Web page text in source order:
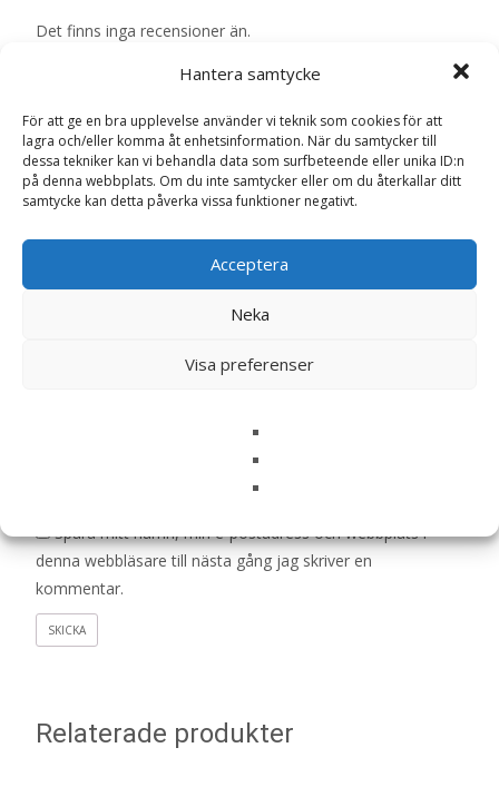
Hantera samtycke
För att ge en bra upplevelse använder vi teknik som cookies för att
lagra och/eller komma åt enhetsinformation. När du samtycker till
dessa tekniker kan vi behandla data som surfbeteende eller unika ID:n
på denna webbplats. Om du inte samtycker eller om du återkallar ditt
samtycke kan detta påverka vissa funktioner negativt.
Acceptera
Neka
Visa preferenser
Det finns inga recensioner än.
Bli först med att recensera ”Prescription
Diet l/d Liver Care Torrfoder till Hund – 4
kg – Hill’s”
Din e-postadress kommer inte publiceras. Obligatoriska fält
är märkta*
Spara mitt namn, min e-postadress och webbplats i
denna webbläsare till nästa gång jag skriver en
kommentar.
Relaterade produkter